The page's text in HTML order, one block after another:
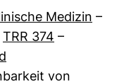
Medizin –
TRR 374 –
von